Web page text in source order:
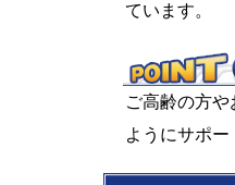
ています。
ご高齢の方
ようにサポー